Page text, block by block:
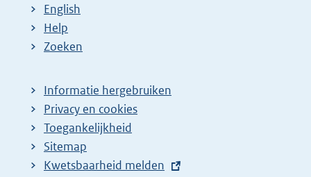
English
Help
Zoeken
Informatie hergebruiken
Privacy en cookies
Toegankelijkheid
Sitemap
E
Kwetsbaarheid melden